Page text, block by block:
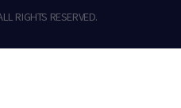
RIGHTS RESERVED.